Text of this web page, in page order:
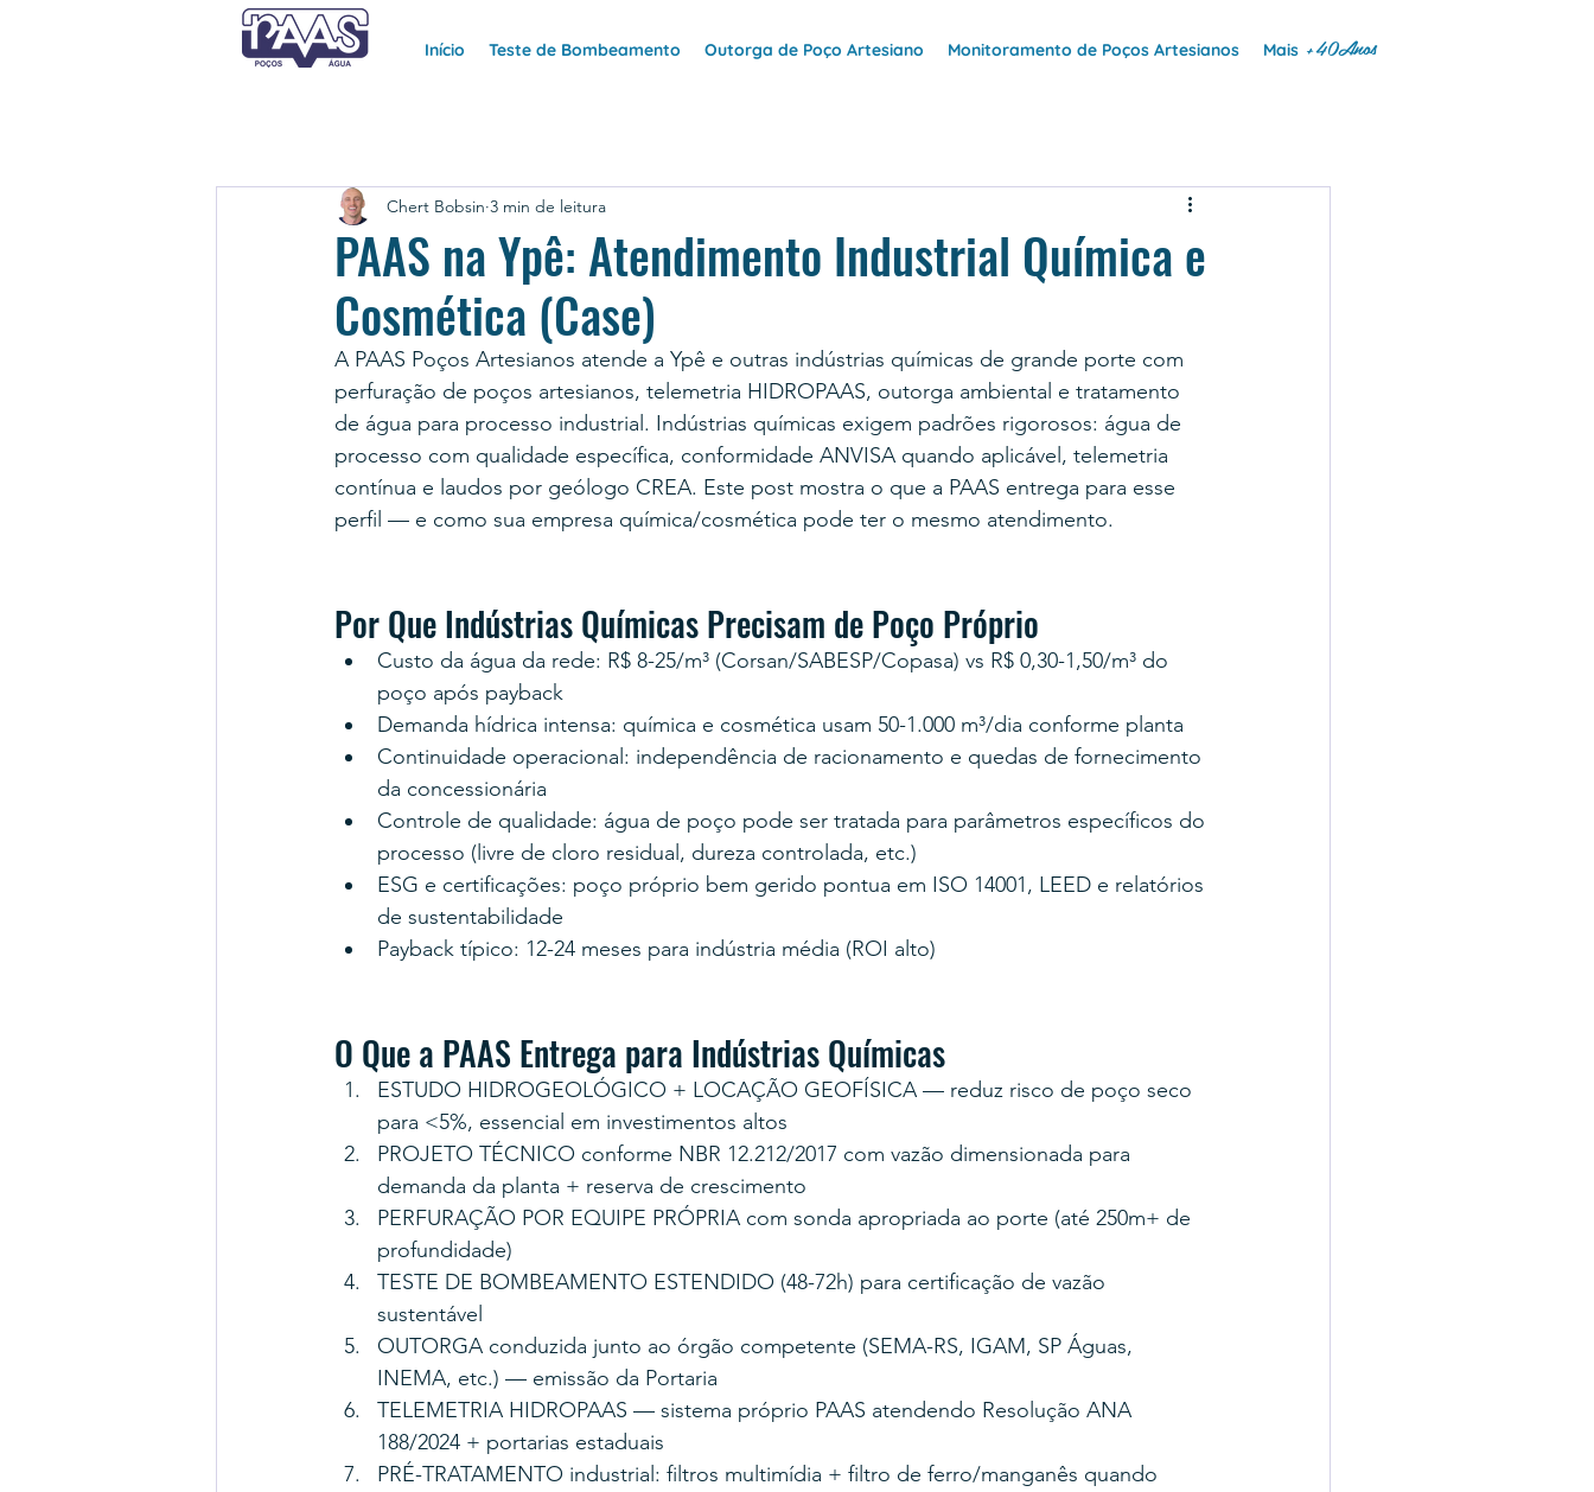
Início Teste de Bombeamento Outorga de Poço Artesiano Monitoramento de Poços Artesianos Mais +40Anos
PAAS na Ypê: Atendimento Industrial Química e
Cosmética (Case)
Chert Bobsin 3 min de leitura
A PAAS Poços Artesianos atende a Ypê e outras indústrias químicas de grande porte com
perfuração de poços artesianos, telemetria HIDROPAAS, outorga ambiental e tratamento
de água para processo industrial. Indústrias químicas exigem padrões rigorosos: água de
processo com qualidade específica, conformidade ANVISA quando aplicável, telemetria
contínua e laudos por geólogo CREA. Este post mostra o que a PAAS entrega para esse
perfil — e como sua empresa química/cosmética pode ter o mesmo atendimento.
Por Que Indústrias Químicas Precisam de Poço Próprio
Custo da água da rede: R$ 8-25/m³ (Corsan/SABESP/Copasa) vs R$ 0,30-1,50/m³ do
poço após payback
Demanda hídrica intensa: química e cosmética usam 50-1.000 m³/dia conforme planta
Continuidade operacional: independência de racionamento e quedas de fornecimento
da concessionária
Controle de qualidade: água de poço pode ser tratada para parâmetros específicos do
processo (livre de cloro residual, dureza controlada, etc.)
ESG e certificações: poço próprio bem gerido pontua em ISO 14001, LEED e relatórios
de sustentabilidade
Payback típico: 12-24 meses para indústria média (ROI alto)
O Que a PAAS Entrega para Indústrias Químicas
ESTUDO HIDROGEOLÓGICO + LOCAÇÃO GEOFÍSICA — reduz risco de poço seco
para <5%, essencial em investimentos altos
PROJETO TÉCNICO conforme NBR 12.212/2017 com vazão dimensionada para
demanda da planta + reserva de crescimento
PERFURAÇÃO POR EQUIPE PRÓPRIA com sonda apropriada ao porte (até 250m+ de
profundidade)
TESTE DE BOMBEAMENTO ESTENDIDO (48-72h) para certificação de vazão
sustentável
OUTORGA conduzida junto ao órgão competente (SEMA-RS, IGAM, SP Águas,
INEMA, etc.) — emissão da Portaria
TELEMETRIA HIDROPAAS — sistema próprio PAAS atendendo Resolução ANA
188/2024 + portarias estaduais
PRÉ-TRATAMENTO industrial: filtros multimídia + filtro de ferro/manganês quando